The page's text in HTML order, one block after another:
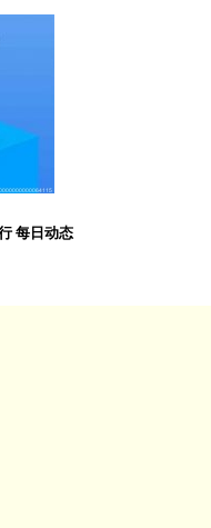
每日动态